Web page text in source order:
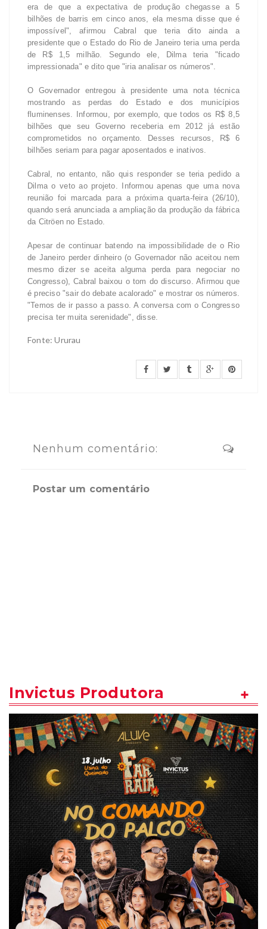
era de que a expectativa de produção chegasse a 5
bilhões de barris em cinco anos, ela mesma disse que é
impossível", afirmou Cabral que teria dito ainda a
presidente que o Estado do Rio de Janeiro teria uma perda
de R$ 1,5 milhão. Segundo ele, Dilma teria "ficado
impressionada" e dito que "iria analisar os números".
O Governador entregou à presidente uma nota técnica
mostrando as perdas do Estado e dos municípios
fluminenses. Informou, por exemplo, que todos os R$ 8,5
bilhões que seu Governo receberia em 2012 já estão
comprometidos no orçamento. Desses recursos, R$ 6
bilhões seriam para pagar aposentados e inativos.
Cabral, no entanto, não quis responder se teria pedido a
Dilma o veto ao projeto. Informou apenas que uma nova
reunião foi marcada para a próxima quarta-feira (26/10),
quando será anunciada a ampliação da produção da fábrica
da Citröen no Estado.
Apesar de continuar batendo na impossibilidade de o Rio
de Janeiro perder dinheiro (o Governador não aceitou nem
mesmo dizer se aceita alguma perda para negociar no
Congresso), Cabral baixou o tom do discurso. Afirmou que
é preciso "sair do debate acalorado" e mostrar os números.
"Temos de ir passo a passo. A conversa com o Congresso
precisa ter muita serenidade", disse.
Fonte: Ururau
Nenhum comentário:
Postar um comentário
Invictus Produtora